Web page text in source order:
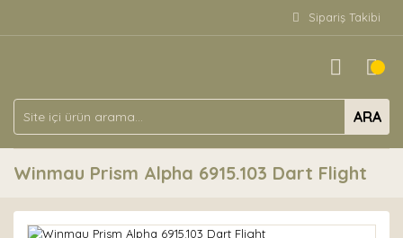
Sipariş Takibi
ARA
Winmau Prism Alpha 6915.103 Dart Flight